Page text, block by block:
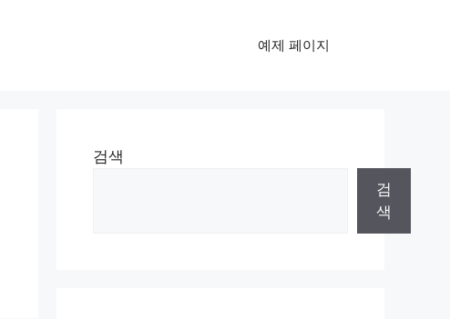
예제 페이지
검색
검
색